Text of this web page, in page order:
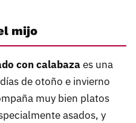
mijo
con calabazaes una
de otoño e invierno
muy bien platos
asados, y